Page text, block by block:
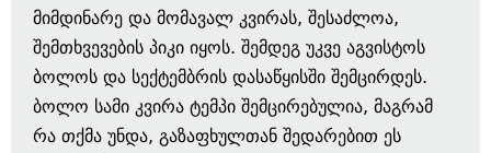
მიმდინარე და მომავალ კვირას, შესაძლოა,
შემთხვევების პიკი იყოს. შემდეგ უკვე აგვისტოს
ბოლოს და სექტემბრის დასაწყისში შემცირდეს.
ბოლო სამი კვირა ტემპი შემცირებულია, მაგრამ
რა თქმა უნდა, გაზაფხულთან შედარებით ეს